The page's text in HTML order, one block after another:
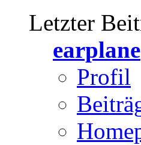
Letzter
earplane
Profil